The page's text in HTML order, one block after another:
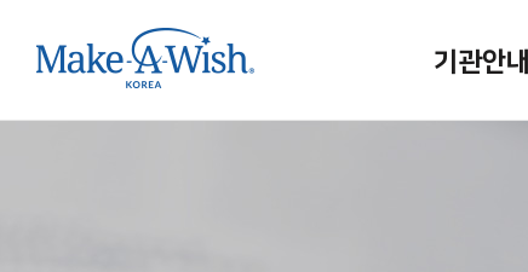
기관안내